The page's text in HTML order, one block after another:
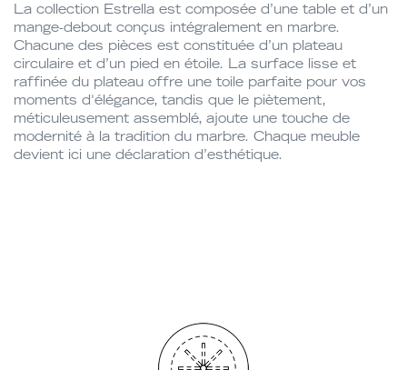
La collection Estrella est composée d’une table et d’un
mange-debout conçus intégralement en marbre.
Chacune des pièces est constituée d’un plateau
circulaire et d’un pied en étoile. La surface lisse et
raffinée du plateau offre une toile parfaite pour vos
moments d'élégance, tandis que le piètement,
méticuleusement assemblé, ajoute une touche de
modernité à la tradition du marbre. Chaque meuble
devient ici une déclaration d’esthétique.